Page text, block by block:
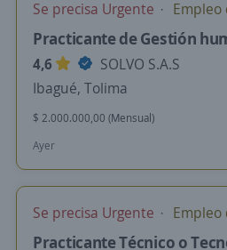
Se precisa Urgente Empleo
Practicante de Gestión
4,6
SOLVO S.A.S
Ibagué, Tolima
$ 2.000.000,00 (Mensual)
Ayer
Se precisa Urgente Empleo
Practicante Técnico o